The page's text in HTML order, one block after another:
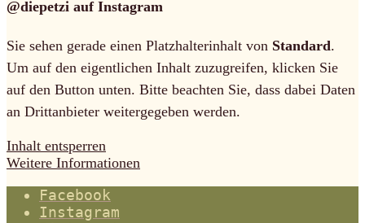
@diepetzi auf Instagram
Sie sehen gerade einen Platzhalterinhalt von Standard.
Um auf den eigentlichen Inhalt zuzugreifen, klicken Sie
auf den Button unten. Bitte beachten Sie, dass dabei Daten
an Drittanbieter weitergegeben werden.
Inhalt entsperren
Weitere Informationen
Facebook
Instagram